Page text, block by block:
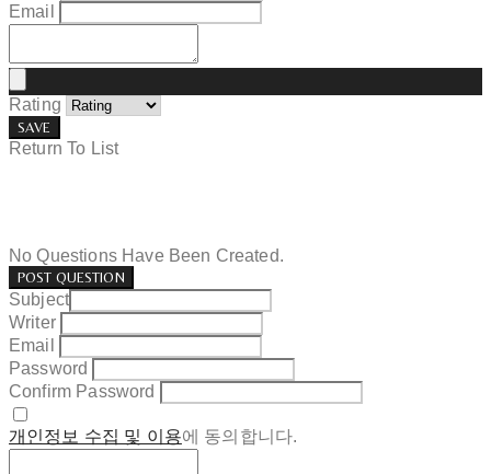
Email
Rating
SAVE
Return To List
No Questions Have Been Created.
POST QUESTION
Subject
Writer
Email
Password
Confirm Password
개인정보 수집 및 이용에 동의합니다.